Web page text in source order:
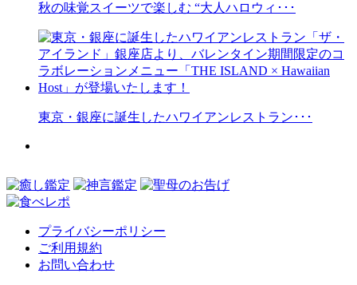
秋の味覚スイーツで楽しむ “大人ハロウィ･･･
東京・銀座に誕生したハワイアンレストラン･･･
プライバシーポリシー
ご利用規約
お問い合わせ